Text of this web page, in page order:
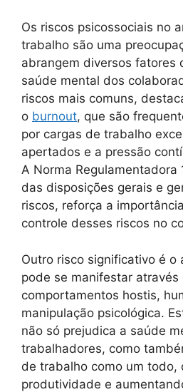
Os riscos psicossociais no
trabalho são uma
abrangem diversos fatores
saúde mental dos
riscos mais comuns,
o burnout, que são
por cargas de trabalho
apertados e a pressão
A Norma Regulamentadora
das disposições gerais e
riscos, reforça a
controle desses riscos no
Outro risco significativo é o
pode se manifestar através
comportamentos hostis,
manipulação psicológica.
não só prejudica a saúde
trabalhadores, como
de trabalho como um todo,
produtividade e